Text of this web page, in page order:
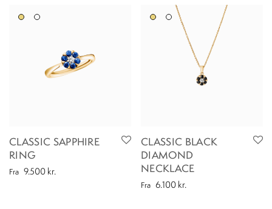
CLASSIC SAPPHIRE
RING
Fra 9.500 kr.
CLASSIC BLACK
DIAMOND
NECKLACE
Fra 6.100 kr.